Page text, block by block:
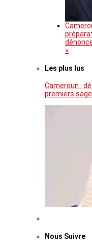
»
Les plus lus
Cameroun :
premiers
Nous Suivre